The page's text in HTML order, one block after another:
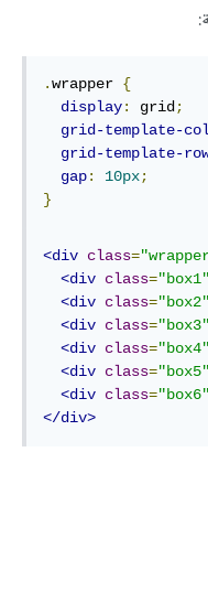
.wrapper {
display: grid;
grid-template-
grid-template-
gap: 10px;
}
<div class=
<div class="box1"
<div class="box2"
<div class="box3"
<div class="box4"
<div class="box5"
<div class="box6"
</div>